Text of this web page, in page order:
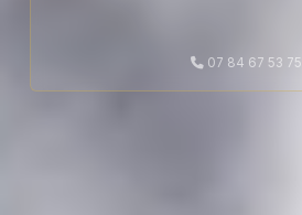
07 84 67 53 75